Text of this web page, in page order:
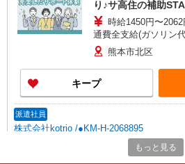
り♪サ高住の補助
時給1450円〜
通費全支給(ガソリン
熊本市北区
キープ
派遣社員
株式会社kotrio /●KM-H-2068895
熊本市北区の小さ
日勤のみ◎夜はおう
もっと見る